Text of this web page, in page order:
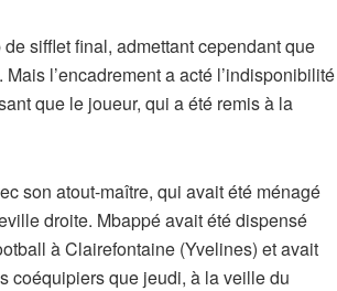
sifflet final, admettant cependant que
l’encadrement a acté l’indisponibilité
que le joueur, qui a été remis à la
son atout-maître, qui avait été ménagé
droite. Mbappé avait été dispensé
à Clairefontaine (Yvelines) et avait
coéquipiers que jeudi, à la veille du